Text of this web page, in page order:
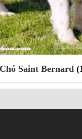
Mèo Somali(2)